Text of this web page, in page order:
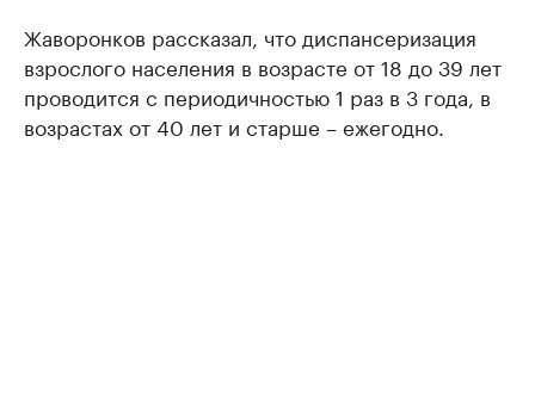
Жаворонков рассказал, что диспансеризация
взрослого населения в возрасте от 18 до 39 лет
проводится с периодичностью 1 раз в 3 года, в
возрастах от 40 лет и старше – ежегодно.